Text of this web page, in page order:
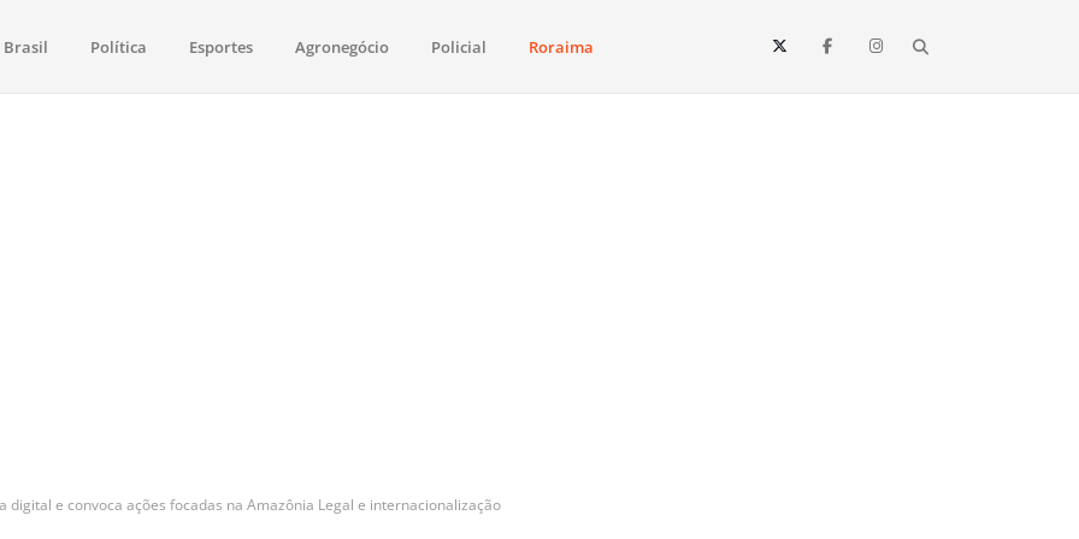
saúde, esportes, economia e os principais acontecimentos de Boa Vista e todo o estado de Roraima. Fique sempre informado
Brasil Política Esportes Agronegócio Policial Roraima
e convoca ações focadas na Amazônia Legal e internacionalização